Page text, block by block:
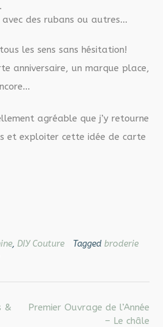
avec des rubans ou autres…
les sens sans hésitation!
anniversaire, un marque place,
agréable que j’y retourne
et exploiter cette idée de carte
, DIY Couture Tagged broderie
Premier Ouvrage de l’Année
– Le châle
&